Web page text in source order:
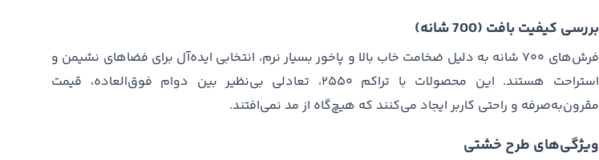
بررسی کیفیت بافت (700 شانه)
فرش‌های ۷۰۰ شانه به دلیل ضخامت خاب بالا و پاخور بسیار نرم، انتخابی ایده‌آل برای فضاهای نشیمن و
استراحت هستند. این محصولات با تراکم ۲۵۵۰، تعادلی بی‌نظیر بین دوام فوق‌العاده، قیمت
مقرون‌به‌صرفه و راحتی کاربر ایجاد می‌کنند که هیچ‌گاه از مد نمی‌افتند.
ویژگی‌های طرح خشتی